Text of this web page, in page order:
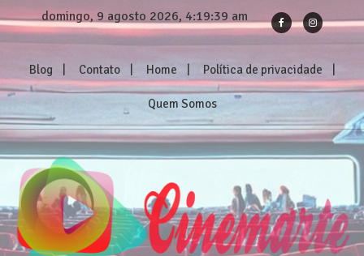
Skip
to
domingo, 9 agosto 2026, 4:19:40 am
Blog Contato Home Política de privacidade
Quem Somos